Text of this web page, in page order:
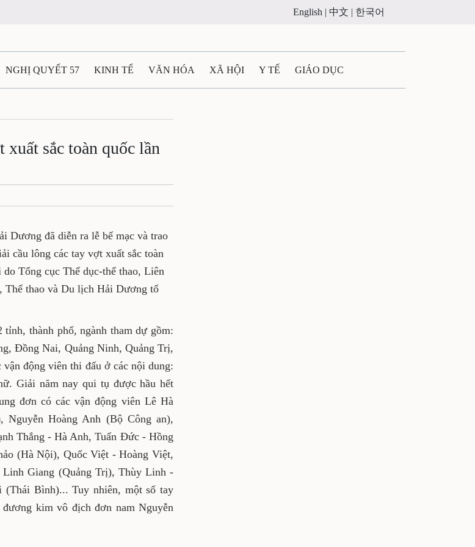
English | 中文 | 한국어
NGHỊ QUYẾT 57 KINH TẾ VĂN HÓA XÃ HỘI Y TẾ GIÁO DỤC
TRƯỜNG THỂ THAO THÔNG TIN - QUẢNG CÁO
vợt xuất sắc toàn
tỉnh Hải Dương đã diễn ra lễ
thành tích cao tại Giải cầu
Li-ning lần thứ IV năm
đoàn Cầu lông Việt Nam
Hải Dương tổ chức.
của 12 tỉnh, thành phố, ngành
Bắc Giang, Đà Nẵng, Đồng
Ninh, Bộ Công an, Quân đội.
nam, đơn nữ, đôi nam, đôi
hầu hết những tay vợt mạnh
vận động viên Lê Hà Anh, Bùi
Hoàng Anh (Bộ Công an),
có Mạnh Thắng - Hà Anh,
Tuấn Đức - Như Thảo (Hà
Huyền (Bộ Công an), Văn Trì
Hà (Đà Nẵng), Phương Hồng
vợt xuất sắc của thành phố